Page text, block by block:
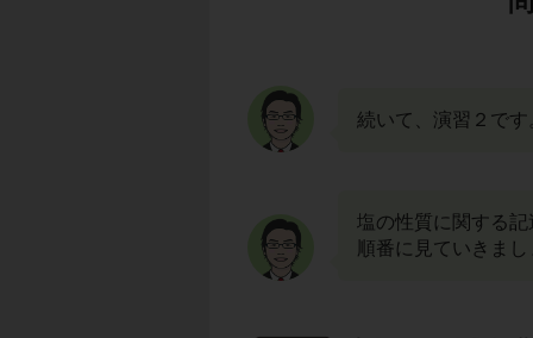
続いて、演習２です
塩の性質に関する
順番に見ていきま